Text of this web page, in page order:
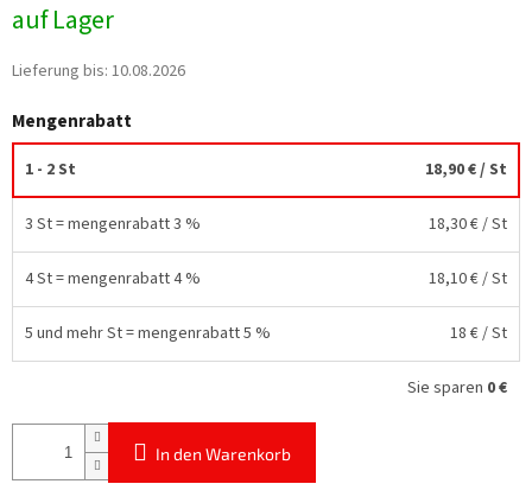
auf Lager
Lieferung bis: 10.08.2026
Mengenrabatt
1 - 2 St 18,90 €/ St
3 St = mengenrabatt 3 % 18,30 €/ St
4 St = mengenrabatt 4 % 18,10 €/ St
5 und mehr St = mengenrabatt 5 % 18 €/ St
Sie sparen 0 €
In den Warenkorb